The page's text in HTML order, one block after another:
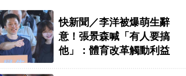
快新聞／李洋被爆萌生辭
意！張景森喊「有人要搞
他」：體育改革觸動利益